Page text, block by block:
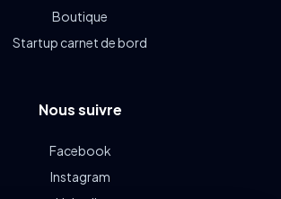
Boutique
Startup carnet de bord
Nous suivre
Facebook
Instagram